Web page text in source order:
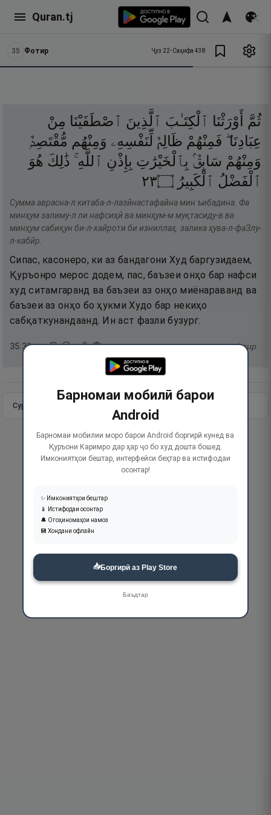
Quran.tj
35 Фотир Ҷуз 22•Саҳифа 438
ثُمَّ أَوْرَثْنَا ٱلْكِتَـٰبَ ٱلَّذِينَ ٱصْطَفَيْنَا مِنْ
عِبَادِنَا ۖ فَمِنْهُمْ ظَالِمٌۭ لِّنَفْسِهِۦ وَمِنْهُم مُّقْتَصِدٌۭ
وَمِنْهُمْ سَابِقٌۢ بِٱلْخَيْرَٰتِ بِإِذْنِ ٱللَّهِ ۚ ذَٰلِكَ هُوَ
ٱلْفَضْلُ ٱلْكَبِيرُ ۝٣٢
Сумма аврасна-л китаба-л-лазӣнастафайна мин ъибадина. Фа
минҳум залиму-л ли нафсиҳӣ ва минҳум-м муқтасиду-в ва
минҳум сабиқун би-л-хайроти би изниллаҳ. залика ҳува-л-фаЗлу-
л-кабӣр.
Сипас, касонеро, ки аз бандагони Худ баргузидаем,
Қуръонро мерос додем, пас, баъзеи онҳо бар нафси
худ ситамгаранд ва баъзеи аз онҳо миёнараванд ва
баъзеи аз онҳо бо ҳукми Худо бар некиҳо
сабқаткунандаанд. Ин аст фазли бузург.
35:32 тафсир
Сураи пурра
Барномаи мобилӣ барои
Android
Барномаи мобилии моро барои Android боргирӣ кунед ва
Қуръони Каримро дар ҳар ҷо бо худ дошта бошед.
Имкониятҳои бештар, интерфейси беҳтар ва истифодаи
осонтар!
✨ Имкониятҳои бештар
📱 Истифодаи осонтар
🔔 Огоҳиномаҳои намоз
💾 Хондани офлайн
📥Боргирӣ аз Play Store
Баъдтар